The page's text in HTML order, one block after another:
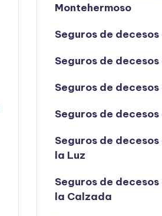
Montehermoso
Seguros de
Seguros de
Seguros de decesos
Seguros de
Seguros de
la Luz
Seguros de decesos
la Calzada